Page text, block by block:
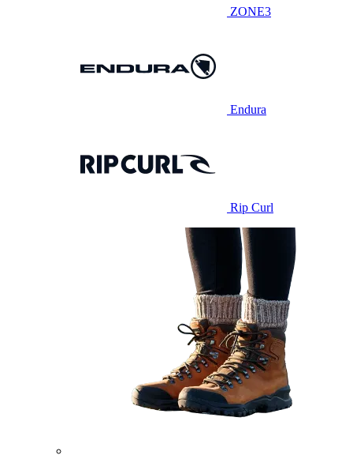
ZONE3
Endura
Rip Curl